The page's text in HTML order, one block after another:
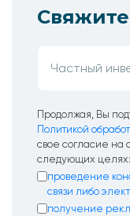
Продолжая, Вы
Политикой
свое согласие на
следующих целях:
проведение
связи либо
получение